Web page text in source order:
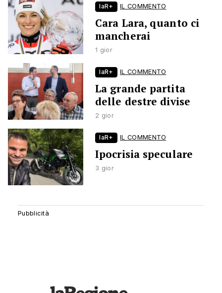
laR+ IL COMMENTO
Cara Lara, quanto ci
mancherai
1 gior
laR+ IL COMMENTO
La grande partita
delle destre divise
2 gior
laR+ IL COMMENTO
Ipocrisia speculare
3 gior